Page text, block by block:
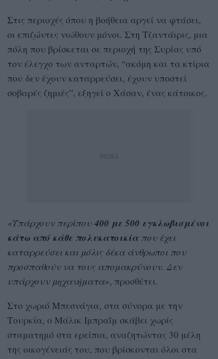
Στις περιοχές όπου η βοήθεια αργεί να φτάσει,
οι επιζώντες νιώθουν μόνοι. Στη Τζαντάιρις, μια
πόλη που βρίσκεται σε περιοχή της Συρίας υπό
τον έλεγχο των ανταρτών, “ακόμη και τα κτίρια
που δεν έχουν καταρρεύσει, έχουν υποστεί
σοβαρές ζημιές”, εξηγεί ο Χάσαν, ένας κάτοικος.
«Υπάρχουν περίπου 400 με 500 εγκλωβισμένοι
κάτω από κάθε πολυκατοικίαπου έχει
καταρρεύσει και μόλις δέκα άνθρωποι που
προσπαθούν να τους απομακρύνουν. Δεν
υπάρχουν μηχανήματα», προσθέτει.
Στο χωριό Μπεσνάγια, στα σύνορα με την
Τουρκία, ο Μάλικ Ιμπραΐμ σκάβει χωρίς
σταματημό στα ερείπια, αναζητώντας 30 μέλη
της οικογένειάς του, που βρίσκονται όλοι στα